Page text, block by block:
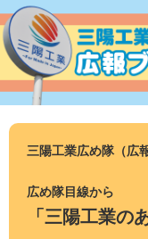
ン
テ
ツ
三陽工業広め隊（広
広め隊目線から
「三陽工業の